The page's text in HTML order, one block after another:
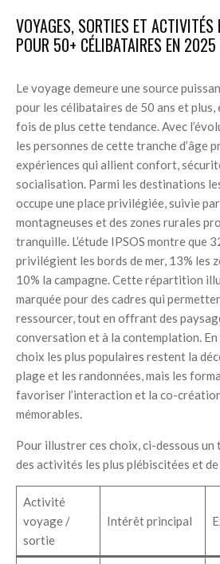
VOYAGES, SORTIES ET ACTIVITÉS
POUR 50+ CÉLIBATAIRES EN 2025
Le voyage demeure une source
pour les célibataires de 50 ans et
fois de plus cette tendance. Avec
les personnes de cette tranche d’âge
expériences qui allient confort,
socialisation. Parmi les destinations
occupe une place privilégiée, suivie
montagneuses et des zones rurales
tranquille. L’étude IPSOS montre que
privilégient les bords de mer, 13% les
10% la campagne. Cette répartition
marquée pour des cadres qui
ressourcer, tout en offrant des
conversation et à la contemplation. En
choix les plus populaires restent la
plage et les randonnées, mais les
favoriser l’interaction et la co-
mémorables.
Pour illustrer ces choix, ci-dessous
des activités les plus plébiscitées et
Activité
voyage /
sortie
Intérêt principal